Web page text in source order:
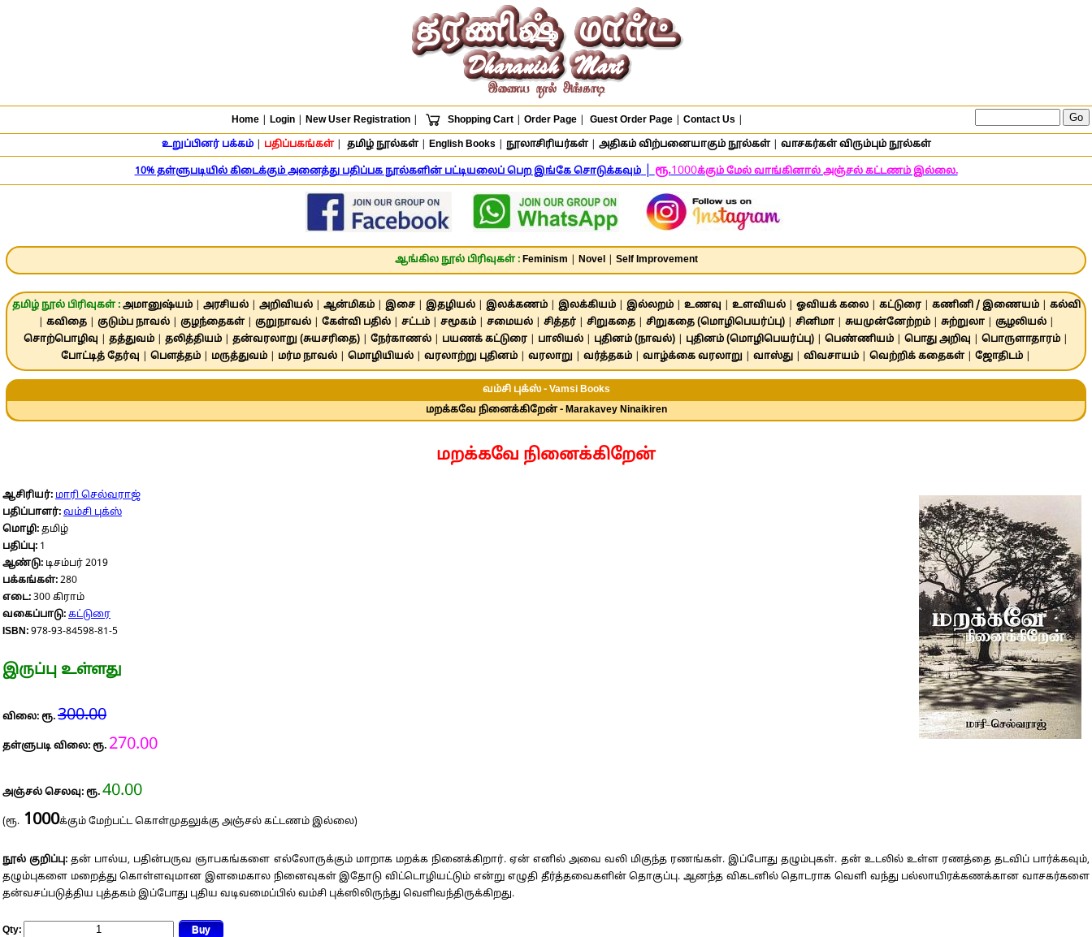
Home Login New User Registration Shopping Cart Order Page Guest Order Page Contact Us
உறுப்பினர் பக்கம்| பதிப்பகங்கள்| தமிழ் நூல்கள்| English Books நூலாசிரியர்கள்| அதிகம் விற்பனையாகும் நூல்கள்| வாசகர்கள் விரும்பும் நூல்கள்
10% தள்ளுபடியில் கிடைக்கும் அனைத்து பதிப்பக நூல்களின் பட்டியலைப் பெற இங்கே சொடுக்கவும்|ரூ.1000க்கும் மேல் வாங்கினால் அஞ்சல் கட்டணம் இல்லை.
ஆங்கில நூல் பிரிவுகள் : Feminism Novel| Self Improvement
தமிழ் நூல் பிரிவுகள் : அமானுஷ்யம்| அரசியல்| அறிவியல்| ஆன்மிகம்| இசை| இதழியல்| இலக்கணம்| இலக்கியம்| இல்லறம்| உணவு உளவியல்| ஓவியக் கலை| கட்டுரை| கணினி / இணையம்| கல்வி
கவிதை| குடும்ப நாவல்| குழந்தைகள்| குறுநாவல்| கேள்வி பதில்| சட்டம்| சமூகம்| சமையல்| சித்தர்| சிறுகதை| சிறுகதை (மொழிபெயர்ப்பு)| சினிமா| சுயமுன்னேற்றம்| சுற்றுலா| சூழலியல்|
சொற்பொழிவு
தத்துவம் தலித்தியம் தன்வரலாறு (சுயசரிதை) நேர்காணல் பயணக் கட்டுரை பாலியல் புதினம் (நாவல்) புதினம் (மொழிபெயர்ப்பு) பெண்ணியம் பொது அறிவு பொருளாதாரம்
போட்டித் தேர்வு
பௌத்தம் மருத்துவம் மர்ம நாவல் மொழியியல் வரலாற்று புதினம் வரலாறு வர்த்தகம் வாழ்க்கை வரலாறு வாஸ்து விவசாயம் வெற்றிக் கதைகள்| ஜோதிடம்
வம்சி புக்ஸ் - Vamsi Books
மறக்கவே நினைக்கிறேன் - Marakavey Ninaikiren
மறக்கவே நினைக்கிறேன்
ஆசிரியர்: மாரி செல்வராஜ்
பதிப்பாளர்: வம்சி புக்ஸ்
மொழி: தமிழ்
பதிப்பு: 1
ஆண்டு: டிசம்பர் 2019
பக்கங்கள்: 280
எடை: 300 கிராம்
வகைப்பாடு: கட்டுரை
ISBN: 978-93-84598-81-5
இருப்பு உள்ளது
விலை: ரூ. 300.00
தள்ளுபடி விலை: ரூ. 270.00
அஞ்சல் செலவு: ரூ. 40.00
(ரூ. 1000க்கும் மேற்பட்ட கொள்முதலுக்கு அஞ்சல் கட்டணம் இல்லை)
நூல் குறிப்பு:தன் பால்ய, பதின்பருவ ஞாபகங்களை எல்லோருக்கும் மாறாக மறக்க நினைக்கிறார். ஏன் எனில் அவை வலி மிகுந்த ரணங்கள். இப்போது தழும்புகள். தன் உடலில் உள்ள ரணத்தை தடவிப் பார்க்கவும்,
தழும்புகளை மறைத்து கொள்ளவுமான இளமைகால நினைவுகள் இதோடு விட்டொழியட்டும் என்று எழுதி தீர்த்தவைகளின் தொகுப்பு. ஆனந்த விகடனில் தொடராக வெளி வந்து பல்லாயிரக்கணக்கான வாசகர்களை
தன்வசப்படுத்திய புத்தகம் இப்போது புதிய வடிவமைப்பில் வம்சி புக்ஸிலிருந்து வெளிவந்திருக்கிறது.
Qty: